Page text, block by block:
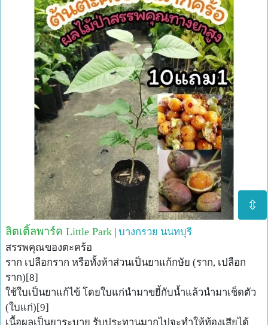
⇳
ลิตเติ้ลพาร์ค Little Park | บางกรวย นนทบุรี
สรรพคุณของตะคร้อ
ราก เปลือกราก หรือทั้งห้าส่วนเป็นยาแก้กษัย (ราก, เปลือก
ราก)[8]
ใช้ใบเป็นยาแก้ไข้ โดยใบแก่นำมาขยี้กับน้ำแล้วนำมาเช็ดตัว
(ใบแก่)[9]
เนื้อผลเป็นยาระบาย รับประทานมากไปจะทำให้ท้องเสียได้